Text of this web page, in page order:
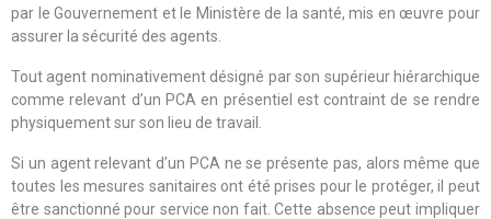
par le Gouvernement et le Ministère de la santé, mis en œuvre pour
assurer la sécurité des agents.
Tout agent nominativement désigné par son supérieur hiérarchique
comme relevant d’un PCA en présentiel est contraint de se rendre
physiquement sur son lieu de travail.
Si un agent relevant d’un PCA ne se présente pas, alors même que
toutes les mesures sanitaires ont été prises pour le protéger, il peut
être sanctionné pour service non fait. Cette absence peut impliquer